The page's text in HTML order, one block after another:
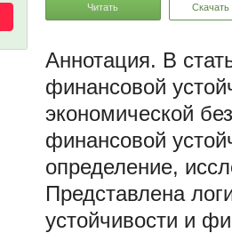
Читать Скачать
В
финансовой
экономической
финансовой
определение,
Представлена
устойчивости и